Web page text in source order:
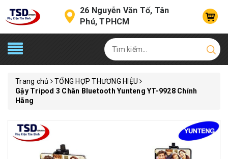
26 Nguyễn Văn Tố, Tân
Phú, TPHCM
Trang chủ
TỔNG HỢP THƯƠNG HIỆU
Gậy Tripod 3 Chân Bluetooth Yunteng YT-9928 Chính
Hãng